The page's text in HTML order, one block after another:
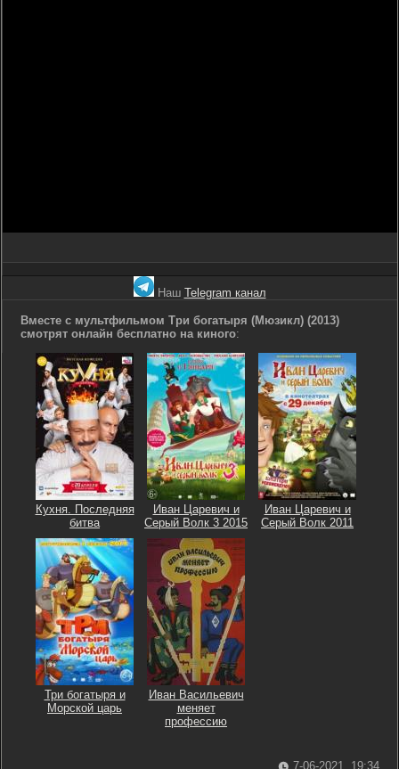
Наш Telegram канал
Вместе с мультфильмом Три богатыря (Мюзикл) (2013)
смотрят онлайн бесплатно на киного:
Кухня. Последняя
битва
Иван Царевич и
Серый Волк 3 2015
Иван Царевич и
Серый Волк 2011
Три богатыря и
Морской царь
Иван Васильевич
меняет
профессию
7-06-2021, 19:34